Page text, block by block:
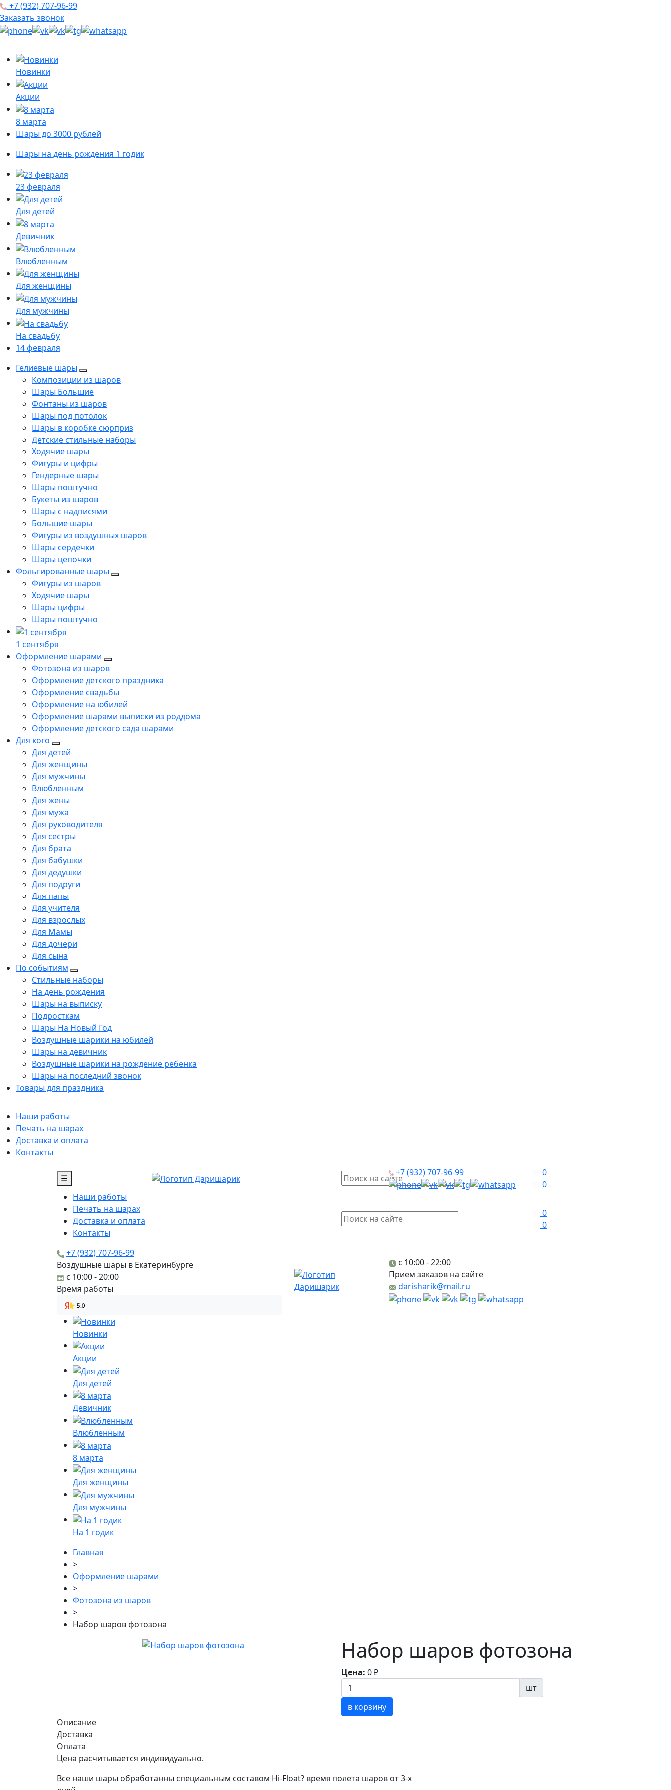
+7 (932) 707-96-99
Заказать звонок
Новинки
Акции
8 марта
Шары до 3000 рублей
Шары на день рождения 1 годик
23 февраля
Для детей
Девичник
Влюбленным
Для женщины
Для мужчины
На свадьбу
14 февраля
Гелиевые шары
Композиции из шаров
Шары Большие
Фонтаны из шаров
Шары под потолок
Шары в коробке сюрприз
Детские стильные наборы
Ходячие шары
Фигуры и цифры
Гендерные шары
Шары поштучно
Букеты из шаров
Шары с надписями
Большие шары
Фигуры из воздушных шаров
Шары сердечки
Шары цепочки
Фольгированные шары
Фигуры из шаров
Ходячие шары
Шары цифры
Шары поштучно
1 сентября
Оформление шарами
Фотозона из шаров
Оформление детского праздника
Оформление свадьбы
Оформление на юбилей
Оформление шарами выписки из роддома
Оформление детского сада шарами
Для кого
Для детей
Для женщины
Для мужчины
Влюбленным
Для жены
Для мужа
Для руководителя
Для сестры
Для брата
Для бабушки
Для дедушки
Для подруги
Для папы
Для учителя
Для взрослых
Для Мамы
Для дочери
Для сына
По событиям
Стильные наборы
На день рождения
Шары на выписку
Подросткам
Шары На Новый Год
Воздушные шарики на юбилей
Шары на девичник
Воздушные шарики на рождение ребенка
Шары на последний звонок
Товары для праздника
Наши работы
Печать на шарах
Доставка и оплата
Контакты
☰
+7 (932) 707-96-99
0
0
Наши работы
Печать на шарах
Доставка и оплата
Контакты
0
0
+7 (932) 707-96-99
Воздушные шары в Екатеринбурге
c 10:00 - 20:00
Время работы
c 10:00 - 22:00
Прием заказов на сайте
darisharik@mail.ru
Новинки
Акции
Для детей
Девичник
Влюбленным
8 марта
Для женщины
Для мужчины
На 1 годик
Главная
>
Оформление шарами
>
Фотозона из шаров
>
Набор шаров фотозона
Набор шаров фотозона
Цена: 0₽
шт
в корзину
Описание
Доставка
Оплата
Цена расчитывается индивидуально.
Все наши шары обработанны специальным составом Hi-Float? время полета шаров от 3-х